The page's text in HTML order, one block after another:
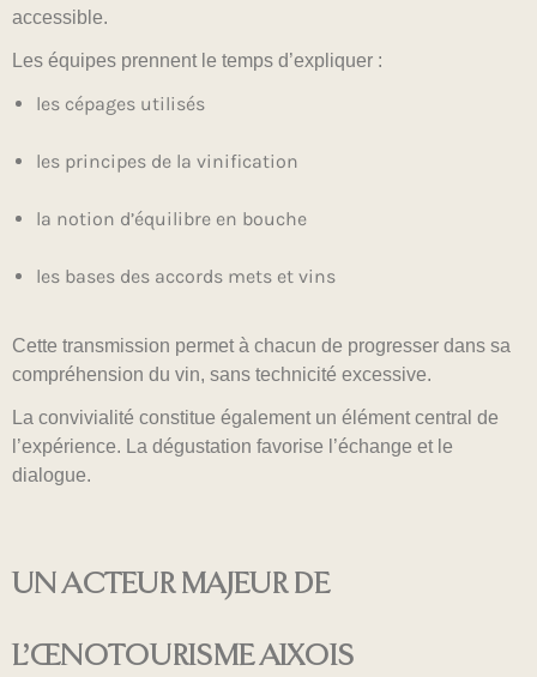
accessible.
Les équipes prennent le temps d’expliquer :
les cépages utilisés
les principes de la vinification
la notion d’équilibre en bouche
les bases des accords mets et vins
Cette transmission permet à chacun de progresser dans sa
compréhension du vin, sans technicité excessive.
La convivialité constitue également un élément central de
l’expérience. La dégustation favorise l’échange et le
dialogue.
UN ACTEUR MAJEUR DE
L’ŒNOTOURISME AIXOIS